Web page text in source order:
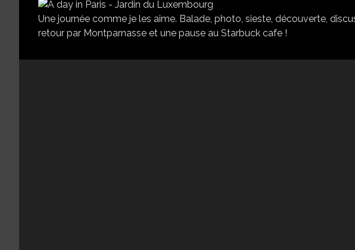
Une journée comme je les aime. Balade, photo, sieste, découverte,
retour par Montparnasse et une pause au Starbuck cafe !